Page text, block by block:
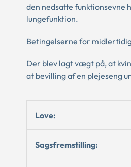
den nedsatte
lungefunktion.
Betingelserne for
Der blev lagt vægt på, at
at bevilling af en plejeseng
Love:
Sagsfremstilling: